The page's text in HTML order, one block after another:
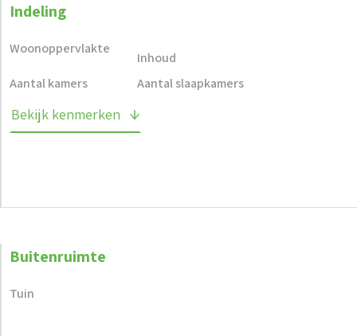
Indeling
Woonoppervlakte
Inhoud
Aantal kamers
Aantal slaapkamers
Bekijk kenmerken
Buitenruimte
Tuin